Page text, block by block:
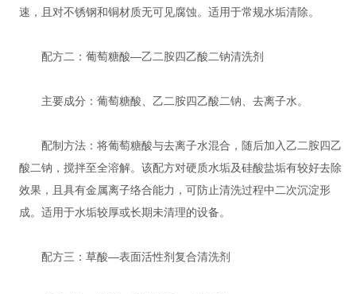
速，且对不锈钢和铜材质无可见腐蚀。适用于常规水垢清除。
配方二：葡萄糖酸—乙二胺四乙酸二钠清洗剂
主要成分：葡萄糖酸、乙二胺四乙酸二钠、去离子水。
配制方法：将葡萄糖酸与去离子水混合，随后加入乙二胺四乙
酸二钠，搅拌至全溶解。该配方对硬质水垢及硅酸盐垢有较好去除
效果，且具有金属离子络合能力，可防止清洗过程中二次沉淀形
成。适用于水垢较厚或长期未清理的设备。
配方三：草酸—表面活性剂复合清洗剂